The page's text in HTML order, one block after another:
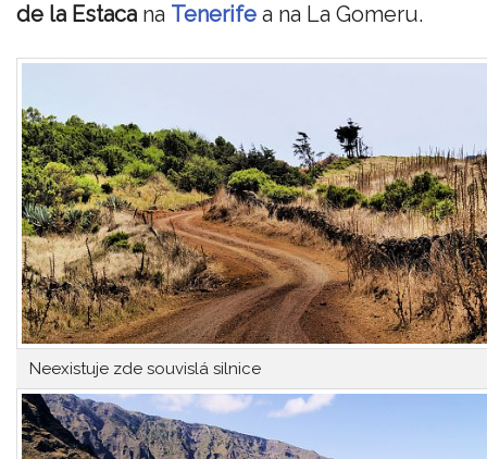
de la Estaca na Tenerife a na La Gomeru.
Neexistuje zde souvislá silnice